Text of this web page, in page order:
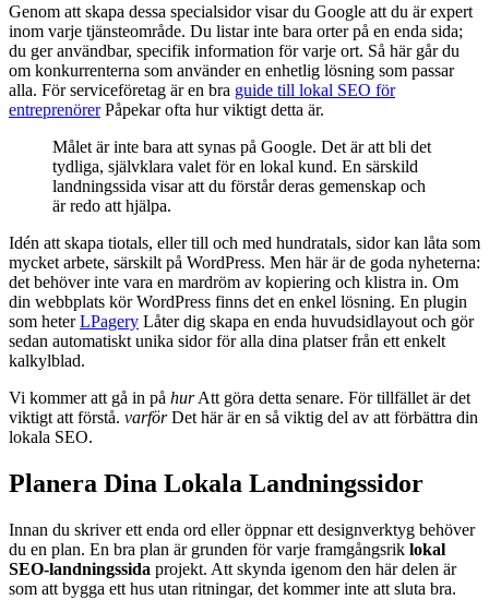
Genom att skapa dessa specialsidor visar du Google att du är expert
inom varje tjänsteområde. Du listar inte bara orter på en enda sida;
du ger användbar, specifik information för varje ort. Så här går du
om konkurrenterna som använder en enhetlig lösning som passar
alla. För serviceföretag är en bra guide till lokal SEO för
entreprenörerPåpekar ofta hur viktigt detta är.
Målet är inte bara att synas på Google. Det är att bli det
tydliga, självklara valet för en lokal kund. En särskild
landningssida visar att du förstår deras gemenskap och
är redo att hjälpa.
Idén att skapa tiotals, eller till och med hundratals, sidor kan låta som
mycket arbete, särskilt på WordPress. Men här är de goda nyheterna:
det behöver inte vara en mardröm av kopiering och klistra in. Om
din webbplats kör WordPress finns det en enkel lösning. En plugin
som heterLPagery Låter dig skapa en enda huvudsidlayout och gör
sedan automatiskt unika sidor för alla dina platser från ett enkelt
kalkylblad.
Vi kommer att gå in på hurAtt göra detta senare. För tillfället är det
viktigt att förstå. varförDet här är en så viktig del av att förbättra din
lokala SEO.
Planera Dina Lokala Landningssidor
Innan du skriver ett enda ord eller öppnar ett designverktyg behöver
du en plan. En bra plan är grunden för varje framgångsrik lokal
SEO-landningssida projekt. Att skynda igenom den här delen är
som att bygga ett hus utan ritningar, det kommer inte att sluta bra.